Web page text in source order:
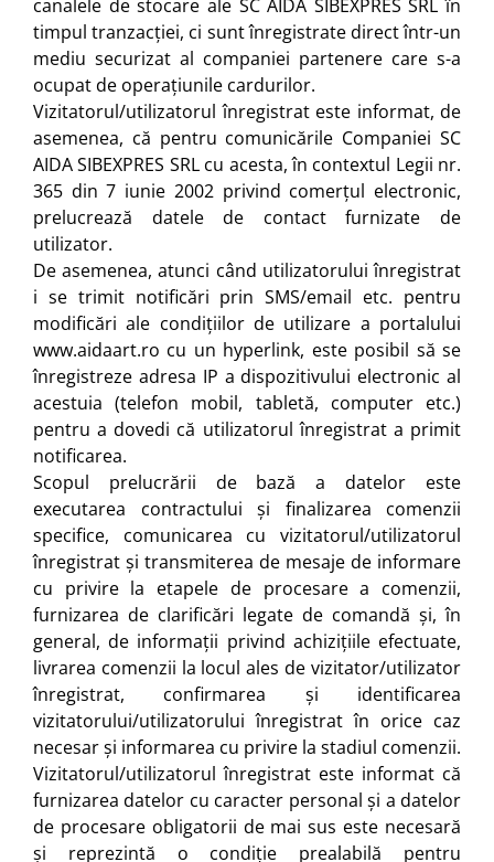
canalele de stocare ale SC AIDA SIBEXPRES SRL în
timpul tranzacției, ci sunt înregistrate direct într-un
mediu securizat al companiei partenere care s-a
ocupat de operațiunile cardurilor.
Vizitatorul/utilizatorul înregistrat este informat, de
asemenea, că pentru comunicările Companiei SC
AIDA SIBEXPRES SRL cu acesta, în contextul Legii nr.
365 din 7 iunie 2002 privind comerțul electronic,
prelucrează datele de contact furnizate de
utilizator.
De asemenea, atunci când utilizatorului înregistrat
i se trimit notificări prin SMS/email etc. pentru
modificări ale condițiilor de utilizare a portalului
www.aidaart.ro cu un hyperlink, este posibil să se
înregistreze adresa IP a dispozitivului electronic al
acestuia (telefon mobil, tabletă, computer etc.)
pentru a dovedi că utilizatorul înregistrat a primit
notificarea.
Scopul prelucrării de bază a datelor este
executarea contractului și finalizarea comenzii
specifice, comunicarea cu vizitatorul/utilizatorul
înregistrat și transmiterea de mesaje de informare
cu privire la etapele de procesare a comenzii,
furnizarea de clarificări legate de comandă și, în
general, de informații privind achizițiile efectuate,
livrarea comenzii la locul ales de vizitator/utilizator
înregistrat, confirmarea și identificarea
vizitatorului/utilizatorului înregistrat în orice caz
necesar și informarea cu privire la stadiul comenzii.
Vizitatorul/utilizatorul înregistrat este informat că
furnizarea datelor cu caracter personal și a datelor
de procesare obligatorii de mai sus este necesară
și reprezintă o condiție prealabilă pentru